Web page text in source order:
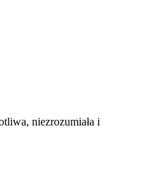
niezrozumiała i